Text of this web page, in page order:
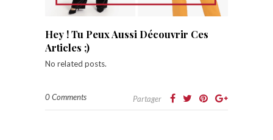
Hey ! Tu Peux Aussi Découvrir Ces
Articles ;)
No related posts.
0 Comments Partager